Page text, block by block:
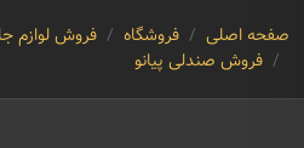
صفحه اصلی فروشگاه
فروش لوازم
فروش صندلی پیانو